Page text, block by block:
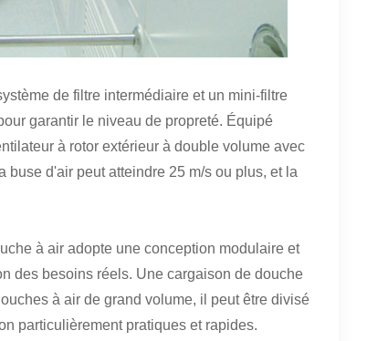
de filtre intermédiaire et un mini-filtre
garantir le niveau de propreté. Équipé
à rotor extérieur à double volume avec
d'air peut atteindre 25 m/s ou plus, et la
à air adopte une conception modulaire et
des besoins réels. Une cargaison de douche
à air de grand volume, il peut être divisé
particulièrement pratiques et rapides.